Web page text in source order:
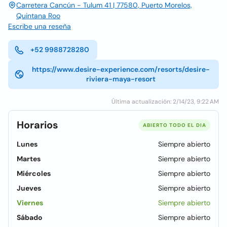
Carretera Cancún - Tulum 41 | 77580, Puerto Morelos,
Quintana Roo
Escribe una reseña
+52 9988728280
https://www.desire-experience.com/resorts/desire-
riviera-maya-resort
Última actualización: 2/14/23, 9:22 AM
Horarios ABIERTO TODO EL DIA
Lunes
Siempre abierto
Martes
Siempre abierto
Miércoles
Siempre abierto
Jueves
Siempre abierto
Viernes
Siempre abierto
Sábado
Siempre abierto